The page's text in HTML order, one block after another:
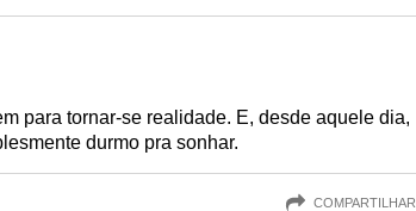
para tornar-se realidade. E, desde aquele dia,
durmo pra sonhar.
COMPARTILHAR